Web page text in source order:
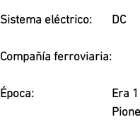
Sistema eléctrico: DC
Compañía ferroviaria:
Época:
Era 1